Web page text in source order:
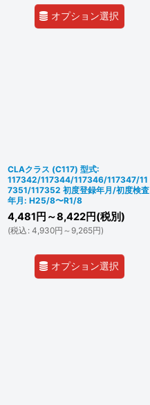
オプション選択
CLAクラス (C117) 型式:
117342/117344/117346/117347/11
7351/117352 初度登録年月/初度検査
年月: H25/8〜R1/8
4,481 円 ～8,422円(税別)
(税込 : 4,930円 ～9,265円)
オプション選択